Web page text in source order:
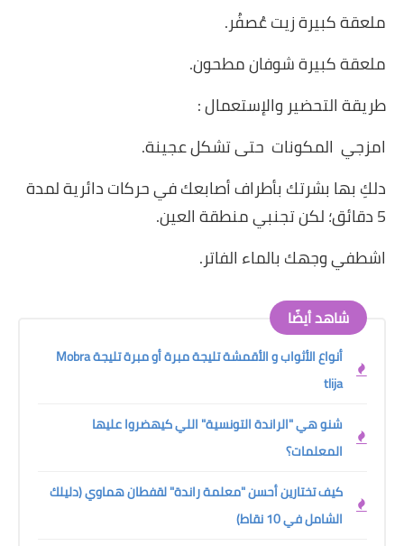
ملعقة كبيرة زيت عُصفُر.
ملعقة كبيرة شوفان مطحون.
طريقة التحضير والإستعمال :
امزجي المكونات حتى تشكل عجينة.
دلكِ بها بشرتك بأطراف أصابعك في حركات دائرية لمدة
5 دقائق؛ لكن تجنبي منطقة العين.
اشطفي وجهك بالماء الفاتر.
شاهد أيضًا
أنواع الأثواب و الأقمشة تليجة مبرة أو مبرة تليجة Mobra
tlija
شنو هي "الراندة التونسية" اللي كيهضروا عليها
المعلمات؟
كيف تختارين أحسن "معلمة راندة" لقفطان هماوي (دليلك
الشامل في 10 نقاط)